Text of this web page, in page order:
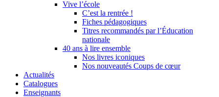
Vive l’école
C’est la rentrée !
Fiches pédagogiques
Titres recommandés par l’Éducation
nationale
40 ans à lire ensemble
Nos livres iconiques
Nos nouveautés Coups de cœur
Actualités
Catalogues
Enseignants